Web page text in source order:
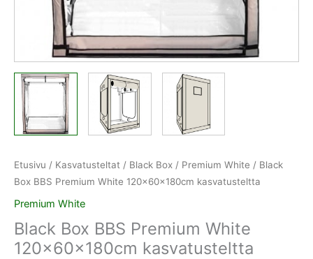
Etusivu / Kasvatusteltat / Black Box / Premium White / Black
Box BBS Premium White 120x60x180cm kasvatusteltta
Premium White
Black Box BBS Premium White
120x60x180cm kasvatusteltta